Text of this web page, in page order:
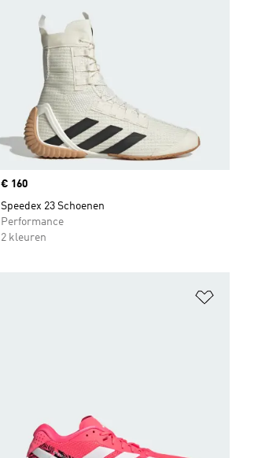
Price
€ 160
Speedex 23 Schoenen
Performance
2 kleuren